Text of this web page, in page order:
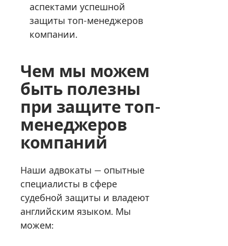
аспектами успешной
защиты топ-менеджеров
компании.
Чем мы можем
быть полезны
при защите топ-
менеджеров
компаний
Наши адвокаты — опытные
специалисты в сфере
судебной защиты и владеют
английским языком. Мы
можем: